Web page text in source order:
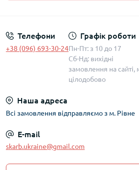
Телефони
+38 (096) 693-30-24
Графік роботи
Пн-Пт: з 10 до 17
Сб-Нд: вихідні
замовлення на
цілодобово
Наша адреса
Всі замовлення відправляємо з м. Рівне
E-mail
skarb.ukraine@gmail.com